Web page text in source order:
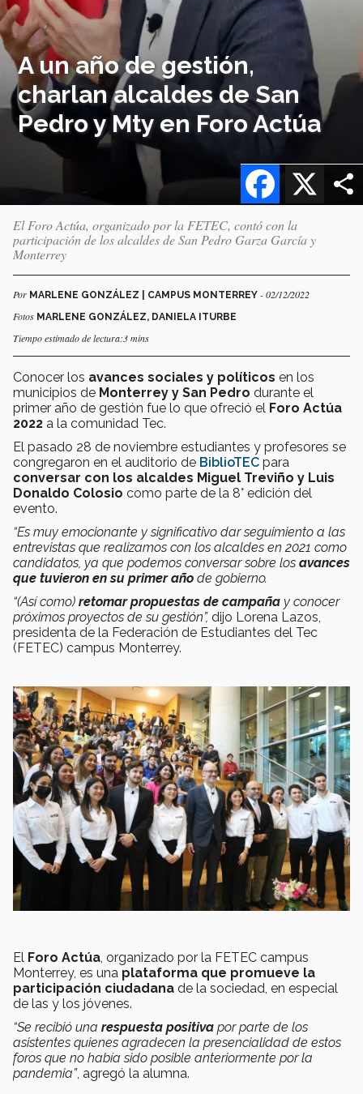
A un año de gestión,
charlan alcaldes de San
Pedro y Mty en Foro Actúa
X
Facebook
El Foro Actúa, organizado por la FETEC, contó con la
participación de los alcaldes de San Pedro Garza García y
Monterrey
Por MARLENE GONZÁLEZ | CAMPUS MONTERREY - 02/12/2022
Fotos MARLENE GONZÁLEZ, DANIELA ITURBE
Tiempo estimado de lectura:3 mins
Conocer los avances sociales y políticos en los
municipios de Monterrey y San Pedro durante el
primer año de gestión fue lo que ofreció el Foro Actúa
2022 a la comunidad Tec.
El pasado 28 de noviembre estudiantes y profesores se
congregaron en el auditorio de BiblioTEC para
conversar con los alcaldes Miguel Treviño y Luis
Donaldo Colosio como parte de la 8° edición del
evento.
“Es muy emocionante y significativo dar seguimiento a las
entrevistas que realizamos con los alcaldes en 2021 como
candidatos, ya que podemos conversar sobre los avances
que tuvieron en su primer año de gobierno.
“(Así como) retomar propuestas de campaña y conocer
próximos proyectos de su gestión”, dijo Lorena Lazos,
presidenta de la Federación de Estudiantes del Tec
(FETEC) campus Monterrey.
El Foro Actúa, organizado por la FETEC campus
Monterrey, es una plataforma que promueve la
participación ciudadana de la sociedad, en especial
de las y los jóvenes.
“Se recibió una respuesta positiva por parte de los
asistentes quienes agradecen la presencialidad de estos
foros que no había sido posible anteriormente por la
pandemia”, agregó la alumna.